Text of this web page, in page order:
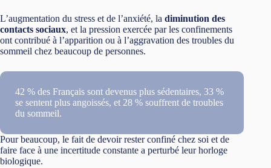
L’augmentation du stress et de l’anxiété, la diminution des
contacts sociaux, et la pression exercée par les confinements
ont contribué à l’apparition ou à l’aggravation des troubles du
sommeil chez beaucoup de personnes.
42 % des Français sont devenus plus sédentaires, 33 %
se sentent plus angoissés, et 28 % souffrent de troubles
du sommeil.
Pour beaucoup, le fait de devoir rester confiné chez soi et de
faire face à une incertitude constante a perturbé leur horloge
biologique.